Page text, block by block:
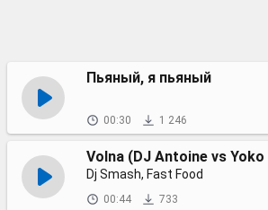
Пьяный, я пьяный
00:30 1 246
Volna (DJ Antoine vs
Dj Smash, Fast Food
00:44 733